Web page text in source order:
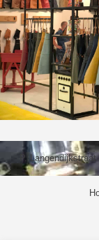
P.